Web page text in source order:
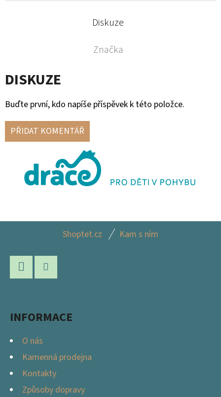
Diskuze
Značka
DISKUZE
Buďte první, kdo napíše příspěvek k této položce.
PŘIDAT KOMENTÁŘ
Shoptet.cz Kam s ním
INFORMACE
O nás
Kamenná prodejna
Kontakty
Způsoby dopravy